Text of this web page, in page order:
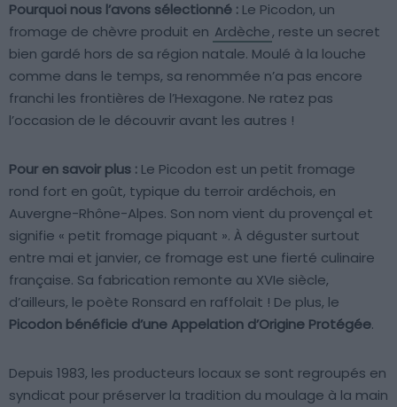
Pourquoi nous l’avons sélectionné : Le Picodon, un
fromage de chèvre produit en Ardèche, reste un secret
bien gardé hors de sa région natale. Moulé à la louche
comme dans le temps, sa renommée n’a pas encore
franchi les frontières de l’Hexagone. Ne ratez pas
l’occasion de le découvrir avant les autres !
Pour en savoir plus : Le Picodon est un petit fromage
rond fort en goût, typique du terroir ardéchois, en
Auvergne-Rhône-Alpes. Son nom vient du provençal et
signifie « petit fromage piquant ». À déguster surtout
entre mai et janvier, ce fromage est une fierté culinaire
française. Sa fabrication remonte au XVIe siècle,
d’ailleurs, le poète Ronsard en raffolait ! De plus, le
Picodon bénéficie d’une Appelation d’Origine Protégée.
Depuis 1983, les producteurs locaux se sont regroupés en
syndicat pour préserver la tradition du moulage à la main